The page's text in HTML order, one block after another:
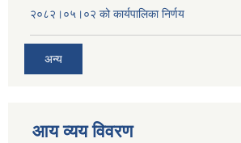
२०८२।०५।०२ को कार्यपालिका निर्णय
अन्य
आय व्यय विवरण